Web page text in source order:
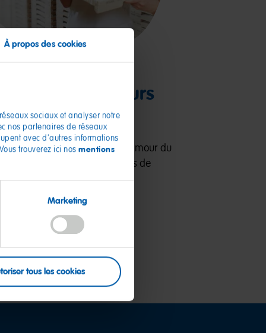
À propos des cookies
sociaux et analyser notre
nos partenaires de réseaux
avec d'autres informations
trouverez ici nos mentions
Marketing
tous les cookies
production :
variété de couleurs
de saveurs
Chaque Ours d’or reflète notre amour du
détail. Découvrez leur processus de
Découvrir